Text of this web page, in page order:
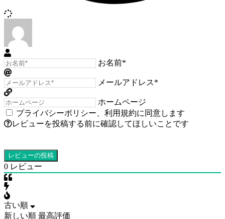
お名前*
メールアドレス*
ホームページ
プライバシーポリシー
利用規約に同意します
レビューを投稿する前に確認してほしいことです
0 レビュー
古い順
新しい順 最高評価